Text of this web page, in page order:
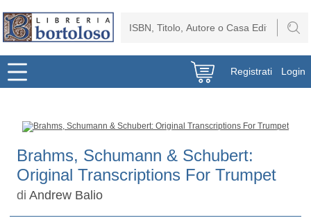
Registrati Login
Brahms, Schumann & Schubert:
Original Transcriptions For Trumpet
diAndrew Balio